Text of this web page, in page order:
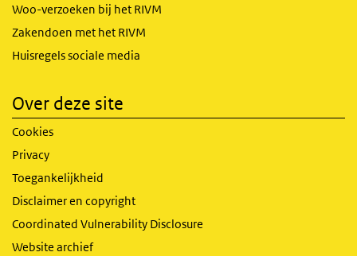
Woo-verzoeken bij het RIVM
Zakendoen met het RIVM
Huisregels sociale media
Over deze site
Cookies
Privacy
Toegankelijkheid
Disclaimer en copyright
Coordinated Vulnerability Disclosure
Website archief